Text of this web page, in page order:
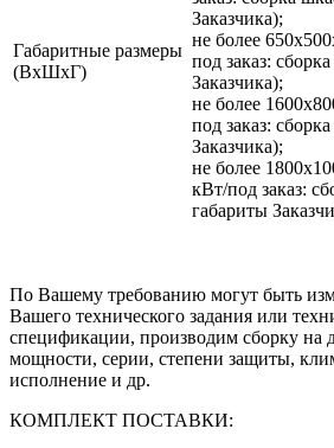
Габаритные размеры
(ВхШхГ)
Заказчика);
не более
под заказ:
Заказчика);
не более
под заказ:
Заказчика);
не более
кВт/под заказ:
габариты
По Вашему требованию могут быть
Вашего технического задания или
спецификации, производим сборку на
мощности, серии, степени защиты,
исполнение и др.
КОМПЛЕКТ ПОСТАВКИ: